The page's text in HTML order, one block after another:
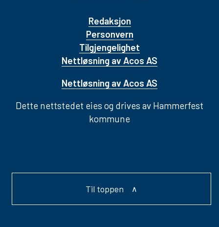
Redaksjon
Personvern
Tilgjengelighet
Nettløsning av Acos AS
Nettløsning av Acos AS
Dette nettstedet eies og drives av Hammerfest
kommune
Til toppen